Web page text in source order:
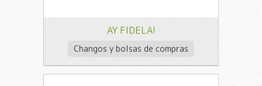
AY FIDELA!
Changos y bolsas de compras